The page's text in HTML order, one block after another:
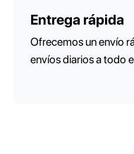
Entrega rápida
Ofrecemos un envío
envíos diarios a todo